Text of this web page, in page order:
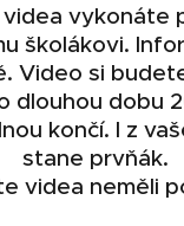
vykonáte
školákovi.
Video si
dlouhou dobu
končí. I z
stane prvňák.
videa neměli